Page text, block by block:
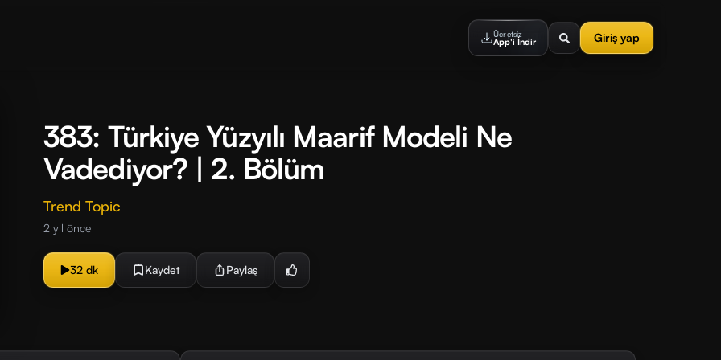
Ücretsiz
App'i İndir Giriş yap
383: Türkiye Yüzyılı Maarif Modeli Ne
Vadediyor? | 2. Bölüm
Trend Topic
2 yıl önce
32 dk Kaydet Paylaş